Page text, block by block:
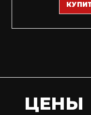
ЦЕНЫ